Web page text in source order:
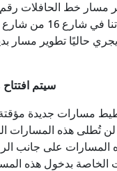
ويجري حاليًا تطوير
سيتم
بوتريرو إلى شارع 4. لن
المسارات على جانب
بدخول هذه